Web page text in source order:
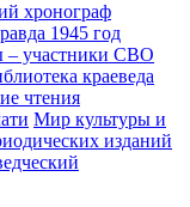
хронограф
1945 год
– участники СВО
краеведа
чтения
Мир культуры и
изданий